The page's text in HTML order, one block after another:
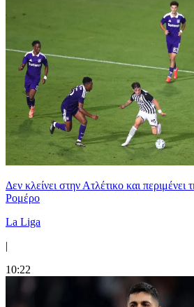
Δεν κλείνει στην Ατλέτικο και
Ρομέρο
La Liga
|
10:22